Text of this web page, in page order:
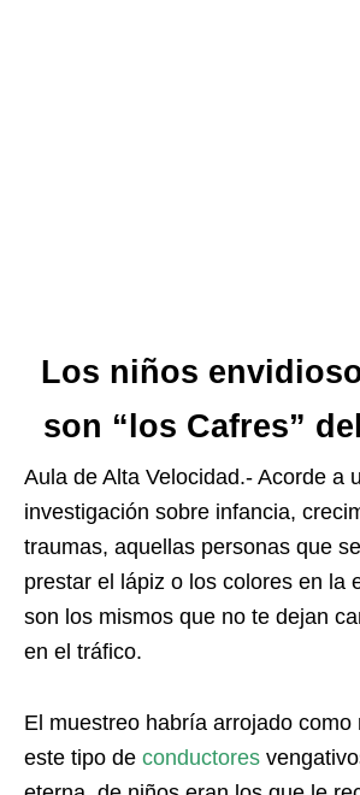
Los niños
son “los Cafres”
Aula de Alta Velocidad.- Acorde a
investigación sobre infancia,
traumas, aquellas personas que
prestar el lápiz o los colores en la
son los mismos que no te dejan
en el tráfico.
El muestreo habría arrojado como
este tipo de conductores